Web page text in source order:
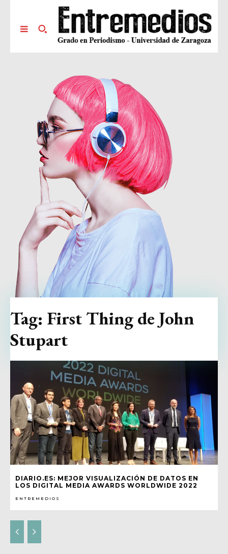
DIARIO.ES: MEJOR VISUALIZACIÓN DE DATOS EN
LOS DIGITAL MEDIA AWARDS WORLDWIDE 2022
ENTREMEDIOS
Tag: First Thing de John
Stupart